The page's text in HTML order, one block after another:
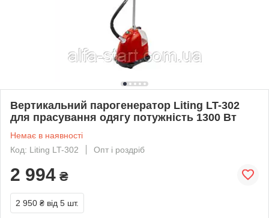
Вертикальний парогенератор Liting LT-302
для прасування одягу потужність 1300 Вт
Немає в наявності
Код: Liting LT-302
Опт і роздріб
2 994 ₴
2 950 ₴ від 5 шт.